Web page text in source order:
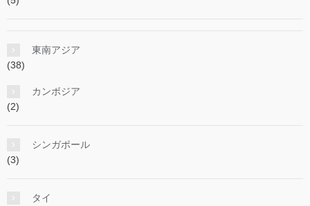
東南アジア
(38)
カンボジア
(2)
シンガポール
(3)
タイ